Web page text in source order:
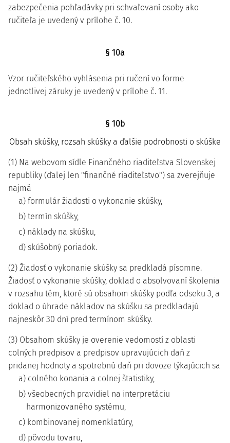
zabezpečenia pohľadávky pri schvaľovaní osoby ako
ručiteľa je uvedený v prílohe č. 10.
§ 10a
Vzor ručiteľského vyhlásenia pri ručení vo forme
jednotlivej záruky je uvedený v prílohe č. 11.
§ 10b
Obsah skúšky, rozsah skúšky a ďalšie podrobnosti o skúške
(1) Na webovom sídle Finančného riaditeľstva Slovenskej
republiky (ďalej len "finančné riaditeľstvo") sa zverejňuje
najmä
a) formulár žiadosti o vykonanie skúšky,
b) termín skúšky,
c) náklady na skúšku,
d) skúšobný poriadok.
(2) Žiadosť o vykonanie skúšky sa predkladá písomne.
Žiadosť o vykonanie skúšky, doklad o absolvovaní školenia
v rozsahu tém, ktoré sú obsahom skúšky podľa odseku 3, a
doklad o úhrade nákladov na skúšku sa predkladajú
najneskôr 30 dní pred termínom skúšky.
(3) Obsahom skúšky je overenie vedomostí z oblasti
colných predpisov a predpisov upravujúcich daň z
pridanej hodnoty a spotrebnú daň pri dovoze týkajúcich sa
a) colného konania a colnej štatistiky,
b) všeobecných pravidiel na interpretáciu
harmonizovaného systému,
c) kombinovanej nomenklatúry,
d) pôvodu tovaru,